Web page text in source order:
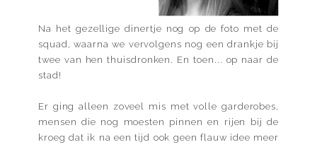
Na het gezellige dinertje nog op de foto met de
squad, waarna we vervolgens nog een drankje bij
twee van hen thuisdronken. En toen... op naar de
stad!
Er ging alleen zoveel mis met volle garderobes,
mensen die nog moesten pinnen en rijen bij de
kroeg dat ik na een tijd ook geen flauw idee meer